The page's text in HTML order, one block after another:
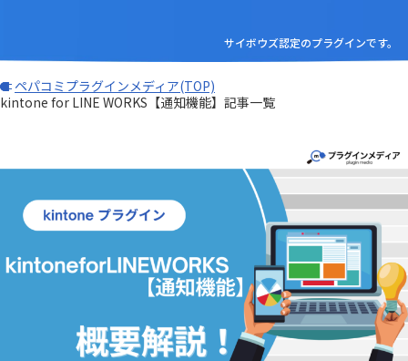
サイボウズ認定のプラグインです。
ペパコミプラグインメディア(TOP)
kintone for LINE WORKS【通知機能】記事一覧